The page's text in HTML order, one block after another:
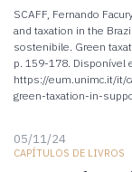
SCAFF, Fernando
and taxation in the
sostenibile. Green
p. 159-178. Disponível
https://eum.unimc.it/it/
green-taxation-in-
05/11/24
CAPÍTULOS DE LIVROS